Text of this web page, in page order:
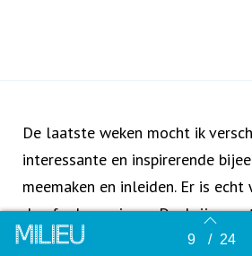
Terug naar overzicht 9 / 24
De laatste weken mocht ik
interessante en inspirerende
meemaken en inleiden. Er is
de afgelopen jaren. Dankzij een
klimaatbewustzijn in de